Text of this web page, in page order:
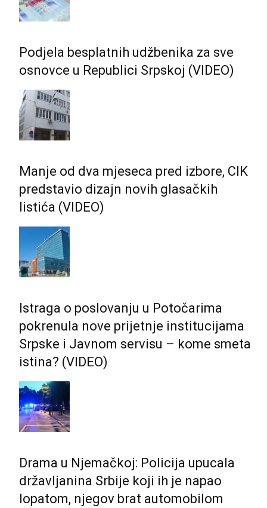
Podjela besplatnih udžbenika za sve
osnovce u Republici Srpskoj (VIDEO)
Manje od dva mjeseca pred izbore, CIK
predstavio dizajn novih glasačkih
listića (VIDEO)
Istraga o poslovanju u Potočarima
pokrenula nove prijetnje institucijama
Srpske i Јavnom servisu – kome smeta
istina? (VIDEO)
Drama u Njemačkoj: Policija upucala
državljanina Srbije koji ih je napao
lopatom, njegov brat automobilom